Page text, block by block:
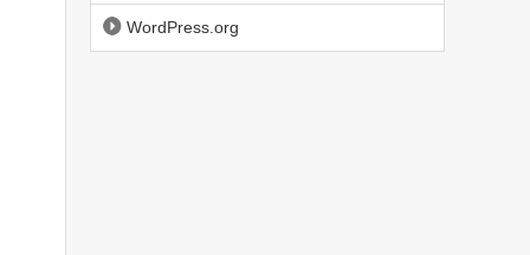
WordPress.org